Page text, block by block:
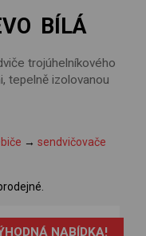
BÍLÁ
trojúhelníkového
tepelně izolovanou
→sendvičovače
NABÍDKA!